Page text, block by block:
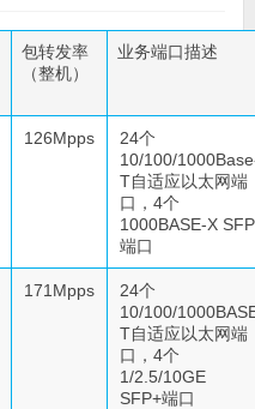
包转发率
（整机）
业务端口描述
126Mpps
24个
10/100/
T自适应以太网端
口，4个
1000BASE-X SFP
端口
171Mpps
24个
10/100/
T自适应以太网端
口，4个
1/2.5/10GE
SFP+端口